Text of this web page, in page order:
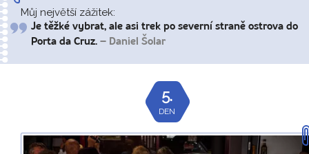
Můj největší zážitek:
Je těžké vybrat, ale asi trek po severní straně ostrova do
Porta da Cruz. – Daniel Šolar
5.
DEN